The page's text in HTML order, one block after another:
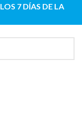
7 DÍAS DE LA